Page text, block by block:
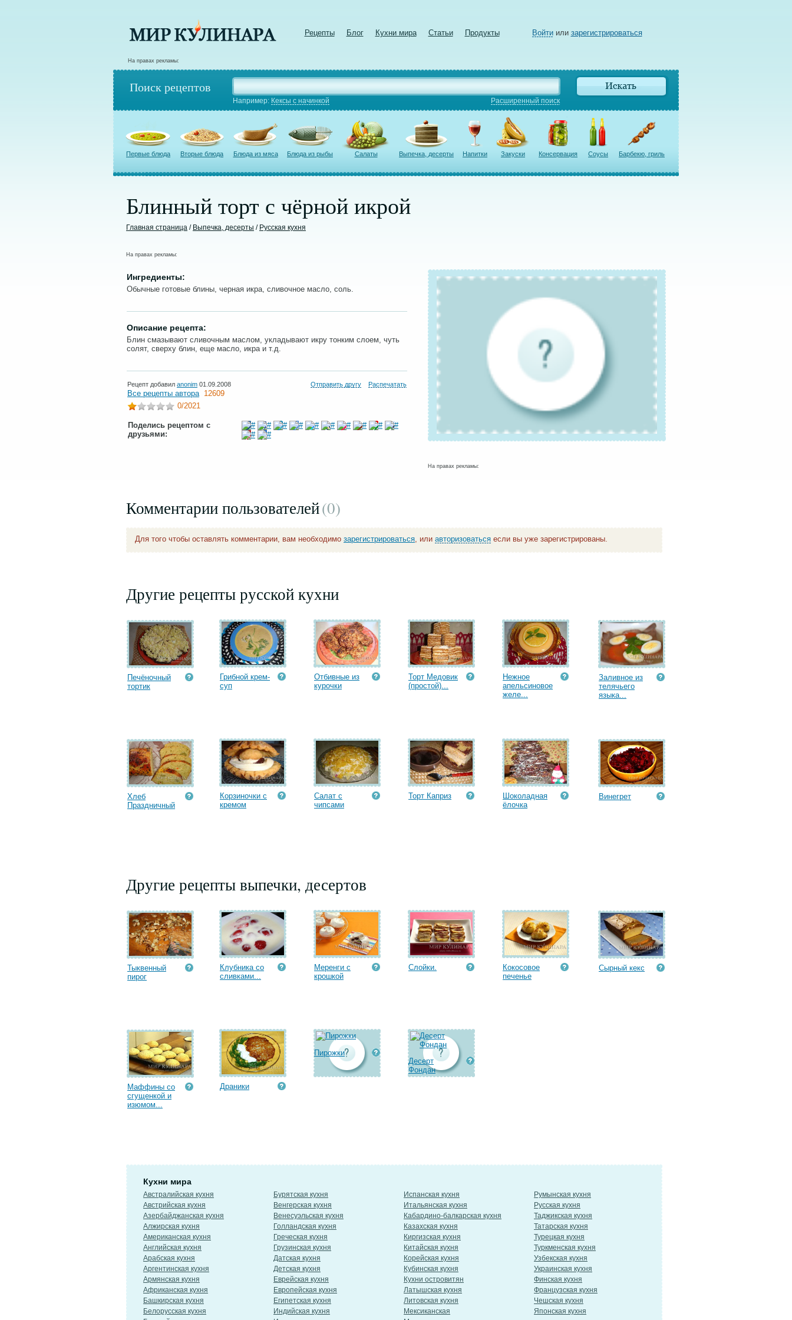
Рецепты Блог Кухни мира Статьи Продукты Войтиили зарегистрироваться
На правах рекламы:
Поиск рецептов
Например: Кексы с начинкой Расширенный поиск
Первые блюда Вторые блюда Блюда из мяса Блюда из рыбы Салаты Выпечка, десерты Напитки Закуски Консервация Соусы Барбекю, гриль
Блинный торт с чёрной икрой
Главная страница / Выпечка, десерты / Русская кухня
На правах рекламы:
Ингредиенты:
Обычные готовые блины, черная икра, сливочное масло, соль.
Описание рецепта:
Блин смазывают сливочным маслом, укладывают икру тонким слоем, чуть
солят, сверху блин, еще масло, икра и т.д.
Рецепт добавил anonim 01.09.2008 Отправить другу Распечатать
Все рецепты автора 12609
0/2021
Поделись рецептом с
друзьями:
На правах рекламы:
Комментарии пользователей(0)
Для того чтобы оставлять комментарии, вам необходимо зарегистрироваться, или авторизоваться если вы уже зарегистрированы.
Другие рецепты русской кухни
Печёночный
тортик
Грибной крем-
суп
Отбивные из
курочки
Торт Медовик
(простой)...
Нежное
апельсиновое
желе...
Заливное из
телячьего
языка...
Хлеб
Праздничный
Корзиночки с
кремом
Салат с
чипсами
Торт Каприз
Шоколадная
ёлочка
Винегрет
Другие рецепты выпечки, десертов
Тыквенный
пирог
Клубника со
сливками...
Меренги с
крошкой
Слойки.
Кокосовое
печенье
Сырный кекс
Маффины со
сгущенкой и
изюмом...
Драники
Пирожки
Десерт
Фондан
Кухни мира
Австралийская кухня
Австрийская кухня
Азербайджанская кухня
Алжирская кухня
Американская кухня
Английская кухня
Арабская кухня
Аргентинская кухня
Армянская кухня
Африканская кухня
Башкирская кухня
Белорусская кухня
Бурятская кухня
Венгерская кухня
Венесуэльская кухня
Голландская кухня
Греческая кухня
Грузинская кухня
Датская кухня
Детская кухня
Еврейская кухня
Европейская кухня
Египетская кухня
Индийская кухня
Испанская кухня
Итальянская кухня
Кабардино-балкарская кухня
Казахская кухня
Киргизская кухня
Китайская кухня
Корейская кухня
Кубинская кухня
Кухни островитян
Латышская кухня
Литовская кухня
Мексиканская
Румынская кухня
Русская кухня
Таджикская кухня
Татарская кухня
Турецкая кухня
Туркменская кухня
Узбекская кухня
Украинская кухня
Финская кухня
Французская кухня
Чешская кухня
Японская кухня